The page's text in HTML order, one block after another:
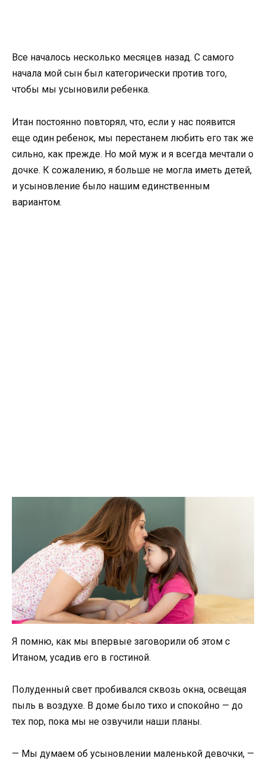
Все началось несколько месяцев назад. С самого
начала мой сын был категорически против того,
чтобы мы усыновили ребенка.
Итан постоянно повторял, что, если у нас появится
еще один ребенок, мы перестанем любить его так же
сильно, как прежде. Но мой муж и я всегда мечтали о
дочке. К сожалению, я больше не могла иметь детей,
и усыновление было нашим единственным
вариантом.
Я помню, как мы впервые заговорили об этом с
Итаном, усадив его в гостиной.
Полуденный свет пробивался сквозь окна, освещая
пыль в воздухе. В доме было тихо и спокойно — до
тех пор, пока мы не озвучили наши планы.
— Мы думаем об усыновлении маленькой девочки, —